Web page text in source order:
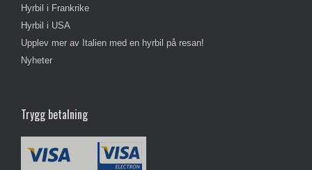
Hyrbil i Frankrike
Hyrbil i USA
Upplev mer av Italien med en hyrbil på resan!
Nyheter
Trygg betalning